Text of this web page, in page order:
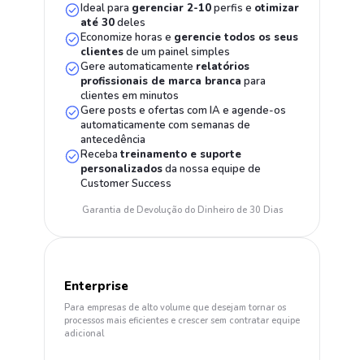
Ideal para gerenciar2-10perfis e otimizar
até30deles
Economize horas e gerencie todos os seus
clientesde um painel simples
Gere automaticamente relatórios
profissionais de marca branca para
clientes em minutos
Gere posts e ofertas com IA e agende-os
automaticamente com semanas de
antecedência
Recebatreinamento e suporte
personalizadosda nossa equipe de
Customer Success
Garantia de Devolução do Dinheiro de 30 Dias
Enterprise
Para empresas de alto volume que desejam tornar os
processos mais eficientes e crescer sem contratar equipe
adicional